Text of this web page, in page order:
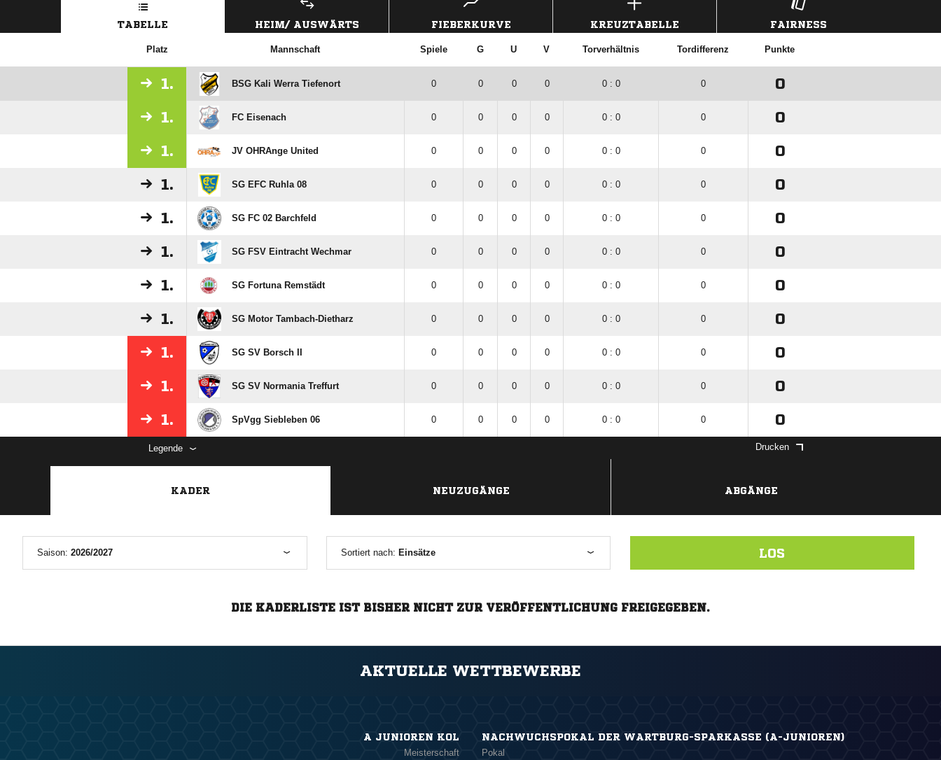
TABELLE HEIM/ AUSWÄRTS FIEBERKURVE KREUZTABELLE FAIRNESS
Platz Mannschaft Spiele G U V Torverhältnis Tordifferenz Punkte
1. BSG Kali Werra Tiefenort 0 0 0 0 0 : 0 0 0
1. FC Eisenach 0 0 0 0 0 : 0 0 0
1. JV OHRAnge United 0 0 0 0 0 : 0 0 0
1. SG EFC Ruhla 08 0 0 0 0 0 : 0 0 0
1. SG FC 02 Barchfeld 0 0 0 0 0 : 0 0 0
1. SG FSV Eintracht Wechmar 0 0 0 0 0 : 0 0 0
1. SG Fortuna Remstädt 0 0 0 0 0 : 0 0 0
1. SG Motor Tambach-Dietharz 0 0 0 0 0 : 0 0 0
1. SG SV Borsch II 0 0 0 0 0 : 0 0 0
1. SG SV Normania Treffurt 0 0 0 0 0 : 0 0 0
1. SpVgg Siebleben 06 0 0 0 0 0 : 0 0 0
Legende Drucken
KADER NEUZUGÄNGE ABGÄNGE
Saison: 2026/2027 Sortiert nach: Einsätze LOS
DIE KADERLISTE IST BISHER NICHT ZUR VERÖFFENTLICHUNG FREIGEGEBEN.
AKTUELLE WETTBEWERBE
A JUNIOREN KOL
Meisterschaft
NACHWUCHSPOKAL DER WARTBURG-SPARKASSE (A-JUNIOREN)
Pokal